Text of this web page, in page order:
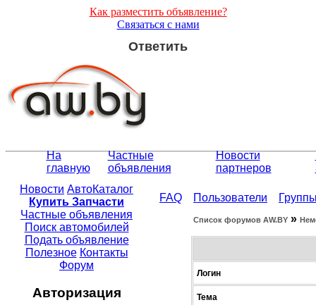
Как разместить объявление?
Связаться с нами
Ответить
На
главную
Частные
объявления
Новости
партнеров
Новости АвтоКаталог
Купить Запчасти
Частные объявления
Поиск автомобилей
Подать объявление
Полезное Контакты
Форум
Авторизация
FAQ Пользователи
Список форумов АW.BY »
Логин
Тема